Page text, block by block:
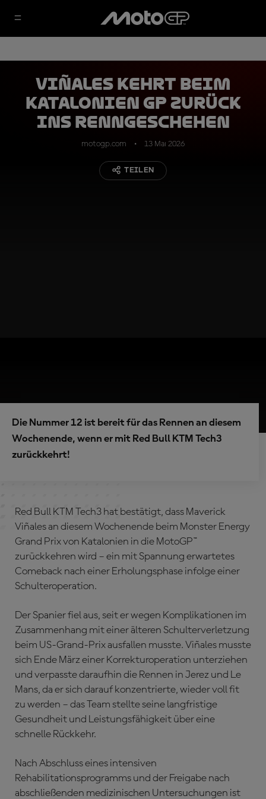
Viñales kehrt beim
Katalonien GP zurück
ins Renngeschehen
motogp.com 13 Mai 2026
TEILEN
Die Nummer 12 ist bereit für das Rennen an diesem
Wochenende, wenn er mit Red Bull KTM Tech3
zurückkehrt!
Red Bull KTM Tech3 hat bestätigt, dass Maverick
Viñales an diesem Wochenende beim Monster Energy
Grand Prix von Katalonien in die MotoGP™
zurückkehren wird – ein mit Spannung erwartetes
Comeback nach einer Erholungsphase infolge einer
Schulteroperation.
Der Spanier fiel aus, seit er wegen Komplikationen im
Zusammenhang mit einer älteren Schulterverletzung
beim US-Grand-Prix ausfallen musste. Viñales musste
sich Ende März einer Korrekturoperation unterziehen
und verpasste daraufhin die Rennen in Jerez und Le
Mans, da er sich darauf konzentrierte, wieder voll fit
zu werden – das Team stellte seine langfristige
Gesundheit und Leistungsfähigkeit über eine
schnelle Rückkehr.
Nach Abschluss eines intensiven
Rehabilitationsprogramms und der Freigabe nach
abschließenden medizinischen Untersuchungen ist